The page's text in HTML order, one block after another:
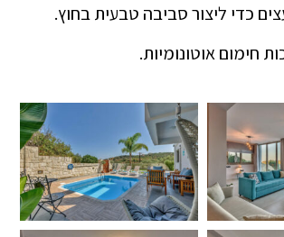
כדי ליצור סביבה טבעית בחוץ.
חימום אוטונומיות.